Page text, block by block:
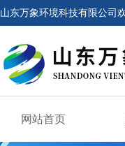
山东万象环境科技有限公司
网站首页